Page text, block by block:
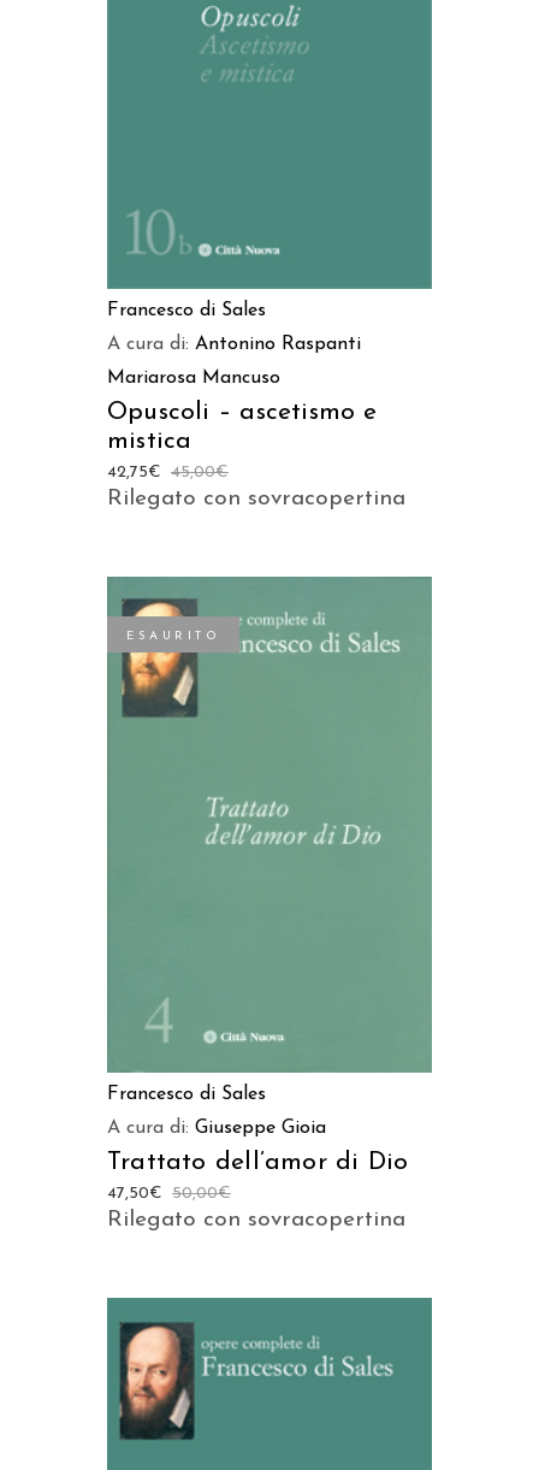
AGGIUNGI AL CARRELLO
Francesco di Sales
A cura di: Antonino Raspanti
Mariarosa Mancuso
Opuscoli – ascetismo e
mistica
45,00€
42,75€
Rilegato con sovracopertina
ESAURITO
LEGGI TUTTO
Francesco di Sales
A cura di: Giuseppe Gioia
Trattato dell’amor di Dio
50,00€
47,50€
Rilegato con sovracopertina